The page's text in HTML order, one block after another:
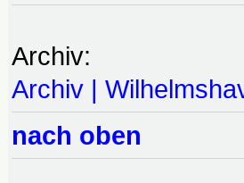
Archiv:
Archiv |
nach oben